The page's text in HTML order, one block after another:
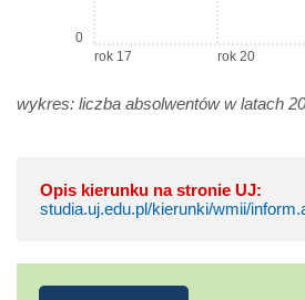
rok 17 rok 20
0
wykres: liczba absolwentów w latach
Opis kierunku na stronie UJ:
studia.uj.edu.pl/kierunki/wmii/